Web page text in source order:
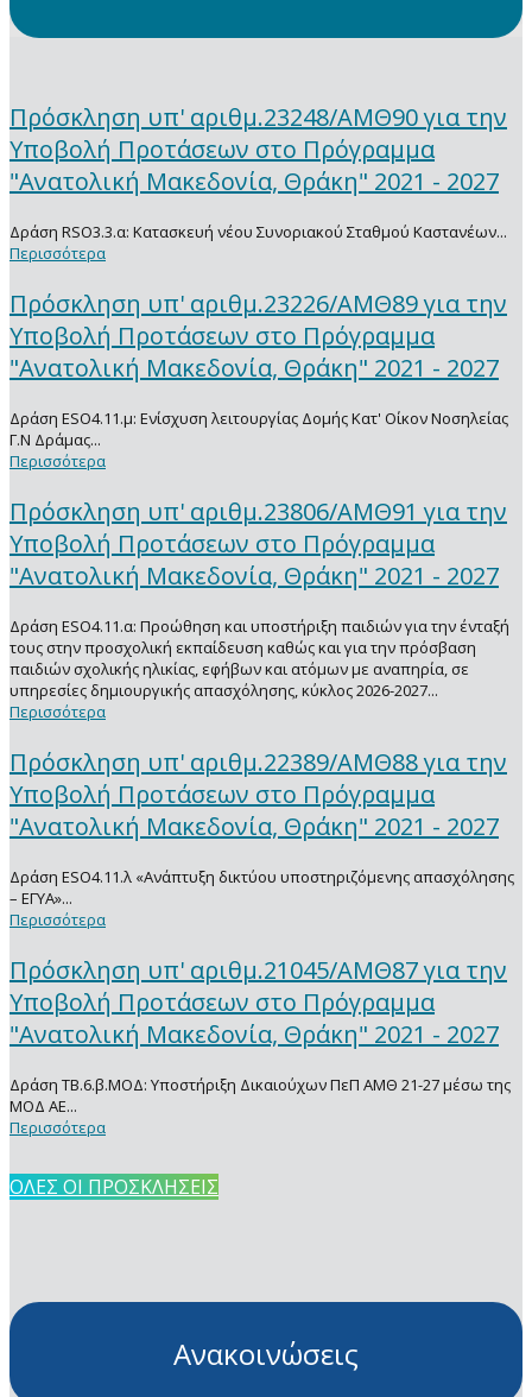
Πρόσκληση υπ' αριθμ.23248/ΑΜΘ90 για την
Υποβολή Προτάσεων στο Πρόγραμμα
"Ανατολική Μακεδονία, Θράκη" 2021 - 2027
Δράση RSO3.3.α: Κατασκευή νέου Συνοριακού Σταθμού Καστανέων...
Περισσότερα
Πρόσκληση υπ' αριθμ.23226/ΑΜΘ89 για την
Υποβολή Προτάσεων στο Πρόγραμμα
"Ανατολική Μακεδονία, Θράκη" 2021 - 2027
Δράση ΕSO4.11.μ: Ενίσχυση λειτουργίας Δομής Κατ' Οίκον Νοσηλείας
Γ.Ν Δράμας...
Περισσότερα
Πρόσκληση υπ' αριθμ.23806/ΑΜΘ91 για την
Υποβολή Προτάσεων στο Πρόγραμμα
"Ανατολική Μακεδονία, Θράκη" 2021 - 2027
Δράση ESO4.11.α: Προώθηση και υποστήριξη παιδιών για την ένταξή
τους στην προσχολική εκπαίδευση καθώς και για την πρόσβαση
παιδιών σχολικής ηλικίας, εφήβων και ατόμων με αναπηρία, σε
υπηρεσίες δημιουργικής απασχόλησης, κύκλος 2026-2027...
Περισσότερα
Πρόσκληση υπ' αριθμ.22389/ΑΜΘ88 για την
Υποβολή Προτάσεων στο Πρόγραμμα
"Ανατολική Μακεδονία, Θράκη" 2021 - 2027
Δράση ESO4.11.λ «Ανάπτυξη δικτύου υποστηριζόμενης απασχόλησης
– ΕΓΥΑ»...
Περισσότερα
Πρόσκληση υπ' αριθμ.21045/ΑΜΘ87 για την
Υποβολή Προτάσεων στο Πρόγραμμα
"Ανατολική Μακεδονία, Θράκη" 2021 - 2027
Δράση ΤΒ.6.β.ΜΟΔ: Υποστήριξη Δικαιούχων ΠεΠ ΑΜΘ 21-27 μέσω της
ΜΟΔ ΑΕ...
Περισσότερα
ΟΛΕΣ ΟΙ ΠΡΟΣΚΛΗΣΕΙΣ
Ανακοινώσεις